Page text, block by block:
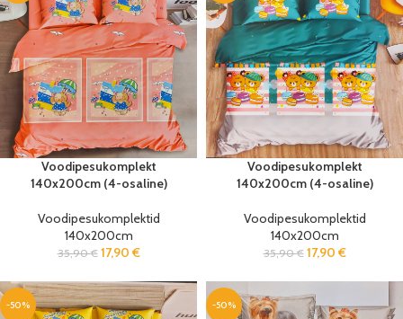
Voodipesukomplekt
140x200cm (4-osaline)
Voodipesukomplektid
140x200cm
35,90€ 17,90 €
Voodipesukomplekt
140x200cm (4-osaline)
Voodipesukomplektid
140x200cm
35,90€ 17,90 €
-50% -50%